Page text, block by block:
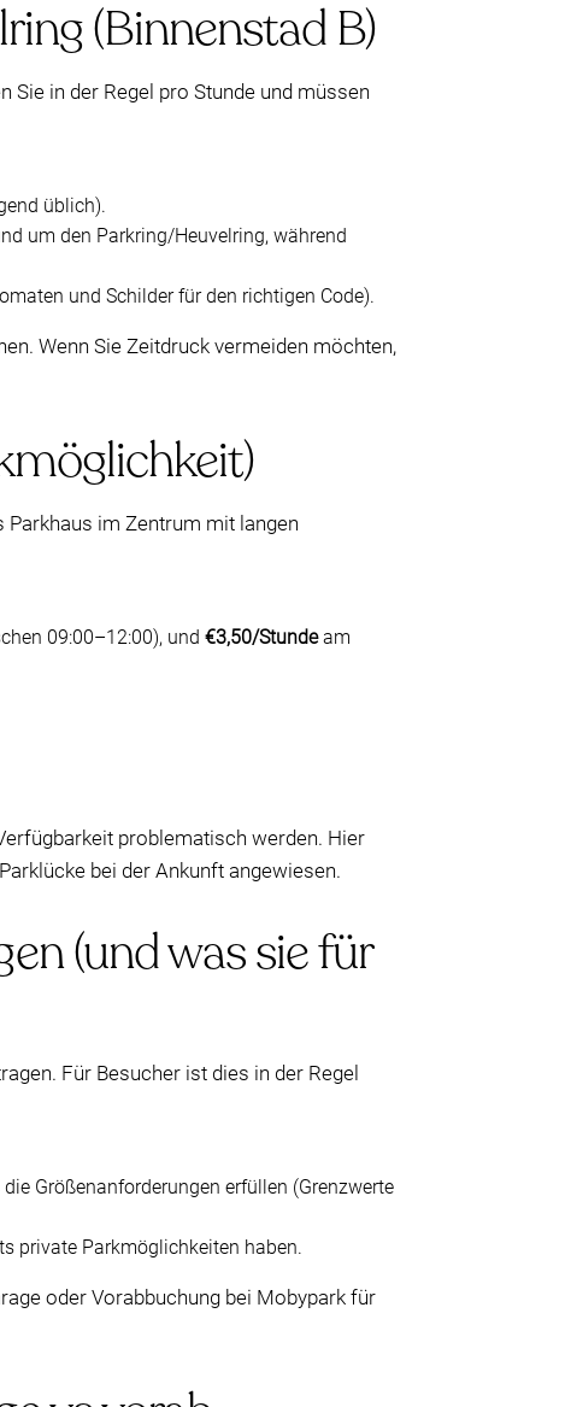
(Binnenstad B)
Sie in der Regel pro Stunde und müssen
üblich).
um den Parkring/Heuvelring, während
und Schilder für den richtigen Code).
Wenn Sie Zeitdruck vermeiden möchten,
Parkhaus im Zentrum mit langen
09:00–12:00), und €3,50/Stundeam
problematisch werden. Hier
bei der Ankunft angewiesen.
(und was sie für
Für Besucher ist dies in der Regel
Größenanforderungen erfüllen (Grenzwerte
private Parkmöglichkeiten haben.
oder Vorabbuchung bei Mobypark für